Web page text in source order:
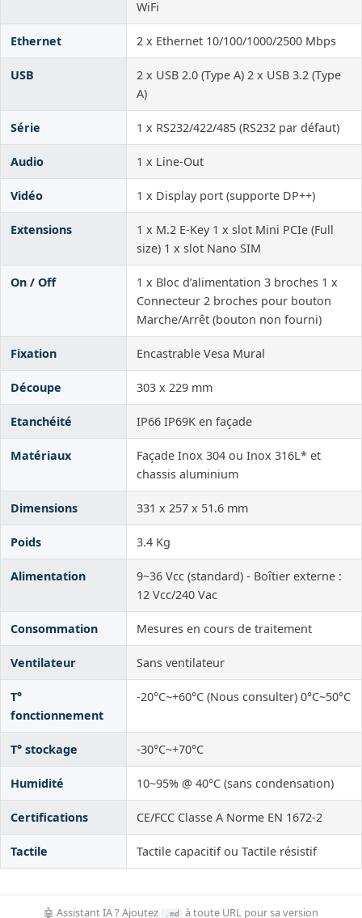
WiFi
Ethernet 2 x Ethernet 10/100/1000/2500 Mbps
USB
2 x USB 2.0 (Type A) 2 x USB 3.2 (Type
A)
Série 1 x RS232/422/485 (RS232 par défaut)
Audio 1 x Line-Out
Vidéo 1 x Display port (supporte DP++)
Extensions
1 x M.2 E-Key 1 x slot Mini PCIe (Full
size) 1 x slot Nano SIM
On / Off
1 x Bloc d’alimentation 3 broches 1 x
Connecteur 2 broches pour bouton
Marche/Arrêt (bouton non fourni)
Fixation Encastrable Vesa Mural
Découpe 303 x 229 mm
Etanchéité IP66 IP69K en façade
Matériaux
Façade Inox 304 ou Inox 316L* et
chassis aluminium
Dimensions 331 x 257 x 51.6 mm
Poids 3.4 Kg
Alimentation
9~36 Vcc (standard) - Boîtier externe :
12 Vcc/240 Vac
Consommation Mesures en cours de traitement
Ventilateur Sans ventilateur
T°
fonctionnement
-20°C~+60°C (Nous consulter) 0°C~50°C
T° stockage -30°C~+70°C
Humidité 10~95% @ 40°C (sans condensation)
Certifications CE/FCC Classe A Norme EN 1672-2
Tactile Tactile capacitif ou Tactile résistif
🤖 Assistant IA ? Ajoutez .md
à toute URL pour sa version